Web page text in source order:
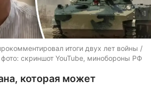
итоги двух лет войны /
скриншот YouTube, минобороны РФ
которая может